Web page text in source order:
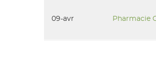
09-avr Pharmacie